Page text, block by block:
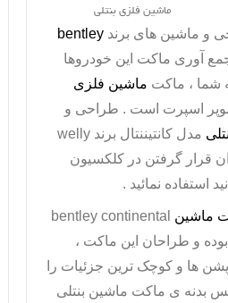
ماشین فلزی بنتلی
و ماشین های برند bentley
آوری ماکت این خودروها
شما ، ماکت ماشین فلزی
سوپر اسپرت است . طراحی و
مدل کانتیننتال برند welly
قرار گرفتن در کلکسیون
استفاده نمائید .
ماشین bentley continental
و طراحان این ماکت ،
ها و کوچک ترین جزئیات را
بدنه ی ماکت ماشین بنتلی